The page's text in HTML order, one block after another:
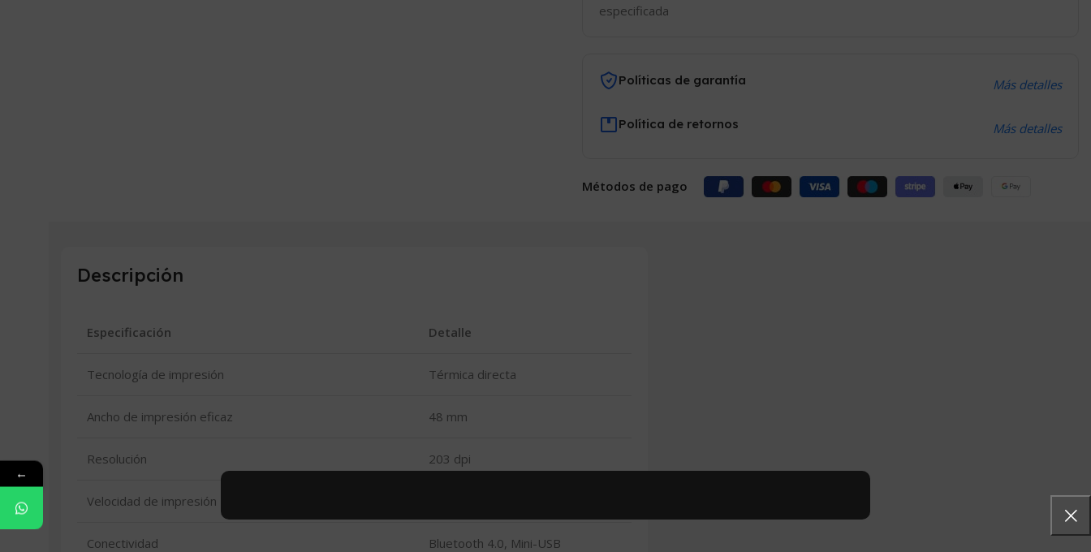
especificada
Políticas de garantía Más detalles
Política de retornos Más detalles
Métodos de pago
Descripción
Especificación Detalle
Tecnología de impresión Térmica directa
Ancho de impresión eficaz 48 mm
Resolución 203 dpi
Velocidad de impresión
Conectividad Bluetooth 4.0, Mini-USB
←